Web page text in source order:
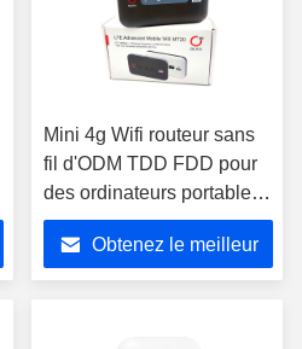
Mini 4g Wifi routeur sans
fil d'ODM TDD FDD pour
des ordinateurs portables
et des Tablettes
Obtenez le meilleur